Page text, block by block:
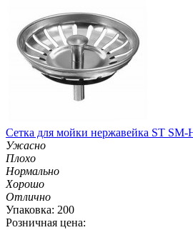
Сетка для мойки нержавейка ST SM-
Ужасно
Плохо
Нормально
Хорошо
Отлично
Упаковка: 200
Розничная цена: